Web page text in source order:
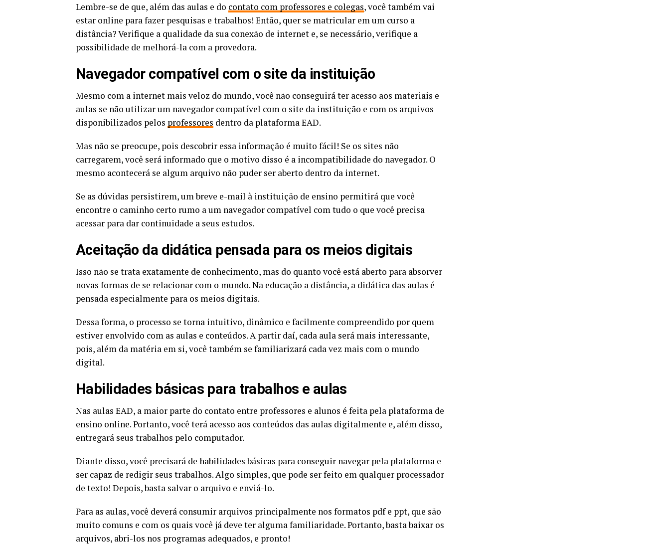
Lembre-se de que, além das aulas e do contato com professores e colegas, você também vai
estar online para fazer pesquisas e trabalhos! Então, quer se matricular em um curso a
distância? Verifique a qualidade da sua conexão de internet e, se necessário, verifique a
possibilidade de melhorá-la com a provedora.
Navegador compatível com o site da instituição
Mesmo com a internet mais veloz do mundo, você não conseguirá ter acesso aos materiais e
aulas se não utilizar um navegador compatível com o site da instituição e com os arquivos
disponibilizados pelos professores dentro da plataforma EAD.
Mas não se preocupe, pois descobrir essa informação é muito fácil! Se os sites não
carregarem, você será informado que o motivo disso é a incompatibilidade do navegador. O
mesmo acontecerá se algum arquivo não puder ser aberto dentro da internet.
Se as dúvidas persistirem, um breve e-mail à instituição de ensino permitirá que você
encontre o caminho certo rumo a um navegador compatível com tudo o que você precisa
acessar para dar continuidade a seus estudos.
Aceitação da didática pensada para os meios digitais
Isso não se trata exatamente de conhecimento, mas do quanto você está aberto para absorver
novas formas de se relacionar com o mundo. Na educação a distância, a didática das aulas é
pensada especialmente para os meios digitais.
Dessa forma, o processo se torna intuitivo, dinâmico e facilmente compreendido por quem
estiver envolvido com as aulas e conteúdos. A partir daí, cada aula será mais interessante,
pois, além da matéria em si, você também se familiarizará cada vez mais com o mundo
digital.
Habilidades básicas para trabalhos e aulas
Nas aulas EAD, a maior parte do contato entre professores e alunos é feita pela plataforma de
ensino online. Portanto, você terá acesso aos conteúdos das aulas digitalmente e, além disso,
entregará seus trabalhos pelo computador.
Diante disso, você precisará de habilidades básicas para conseguir navegar pela plataforma e
ser capaz de redigir seus trabalhos. Algo simples, que pode ser feito em qualquer processador
de texto! Depois, basta salvar o arquivo e enviá-lo.
Para as aulas, você deverá consumir arquivos principalmente nos formatos pdf e ppt, que são
muito comuns e com os quais você já deve ter alguma familiaridade. Portanto, basta baixar os
arquivos, abri-los nos programas adequados, e pronto!